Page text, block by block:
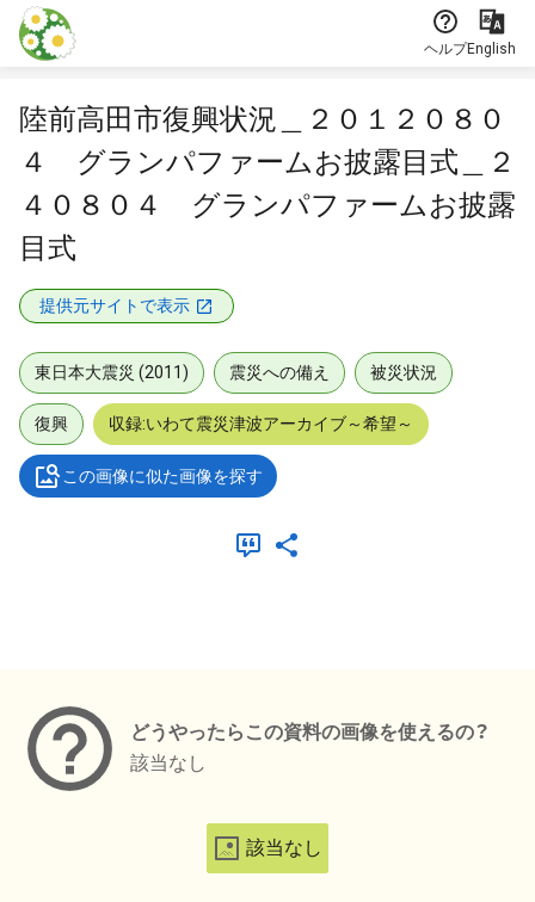
本文に飛ぶ
ヘルプEnglish
陸前高田市復興状況＿２０１２０８０
４ グランパファームお披露目式＿２
４０８０４ グランパファームお披露
目式
提供元サイトで表示
東日本大震災 (2011) 震災への備え 被災状況
復興 収録:いわて震災津波アーカイブ～希望～
この画像に似た画像を探す
どうやったらこの資料の画像を使えるの？
該当なし
該当なし